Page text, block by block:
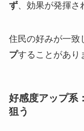
ず、効果が発揮さ
住民の好みが一致
プすることがあり
好感度アップ系
狙う